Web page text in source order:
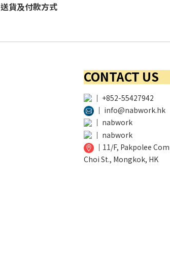
送貨及付款方式
CONTACT US
│ +852-55427942
│ info@nabwork.hk
│ nabwork
│ nabwork
│ 11/F, Pakpolee
Choi St., Mongkok, HK